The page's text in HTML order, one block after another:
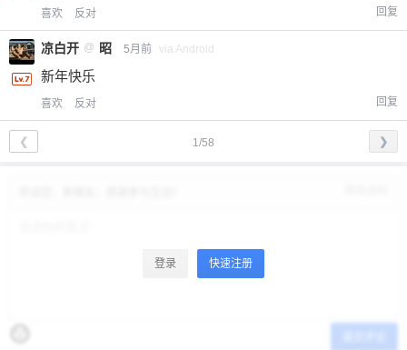
喜欢 反对 回复
凉白开 @ 昭 5月前 via Android
新年快乐
喜欢 反对 回复
1/58
❮ ❯
登录 快速注册